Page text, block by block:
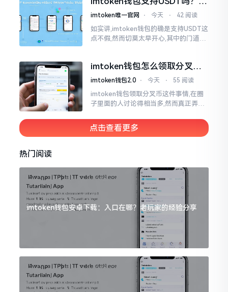
账提现全攻略
imtoken唯一官网 ⋅ 今天 ⋅ 42 阅读
如实讲,imtoken钱包的确是支持USDT这
点不假,然而切莫太早开心,其中的门道是
费高得主子心疼
imtoken钱包怎么领取分叉
币？老手教你避坑
imtoken钱包2.0 ⋅ 今天 ⋅ 55 阅读
imtoken钱包领取分叉币这件事情,在圈
子里面的人讨论得相当多,然而真正弄明
从原链fork出来的新的币种
点击查看更多
热门阅读
imtoken钱包安卓下载：入口在哪？老玩家的经验分享